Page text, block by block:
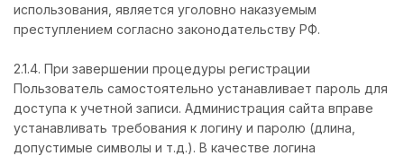
использования, является уголовно наказуемым
преступлением согласно законодательству РФ.
2.1.4. При завершении процедуры регистрации
Пользователь самостоятельно устанавливает пароль для
доступа к учетной записи. Администрация сайта вправе
устанавливать требования к логину и паролю (длина,
допустимые символы и т.д.). В качестве логина